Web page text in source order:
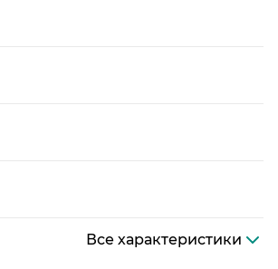
Все характеристики